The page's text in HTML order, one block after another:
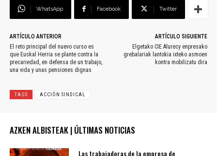
WhatsApp Facebook Twitter
ARTÍCULO ANTERIOR
El reto principal del nuevo curso es
que Euskal Herria se plante contra la
precariedad, en defensa de un trabajo,
una vida y unas pensiones dignas
ARTÍCULO SIGUIENTE
Elgetako CIE Alurecy enpresako
grebalariak lantokia ixteko asmoen
kontra mobilizatu dira
TAGS ACCIÓN SINDICAL
AZKEN ALBISTEAK | ÚLTIMAS NOTICIAS
Las trabajadoras de la empresa de